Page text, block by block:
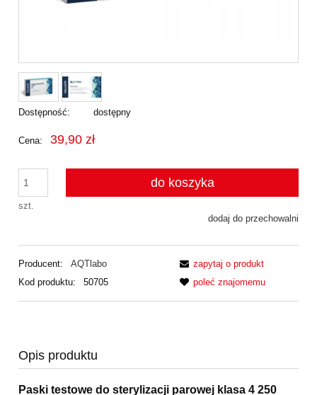
Dostępność: dostępny
Cena: 39,90 zł
szt.
do koszyka
dodaj do przechowalni
Producent:
AQTlabo
Kod produktu:
50705
zapytaj o produkt
poleć znajomemu
Opis produktu
Paski testowe do sterylizacji parowej klasa 4 250